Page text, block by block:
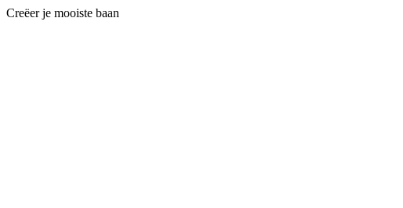
Creëer je mooiste baan